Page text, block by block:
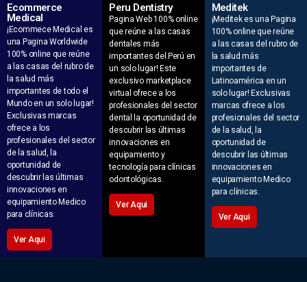
Ecommerce
Medical
¡Ecommece Medical es
una Pagina Worldwide
100% online que reúne
a las casas del rubro de
la salud más
importantes de todo el
Mundo en un solo lugar!
Exclusivas marcas
ofrece a los
profesionales del sector
de la salud, la
oportunidad de
descubrir las últimas
innovaciones en
equipamiento Medico
para clínicas.
Ver Aqui
Peru Dentistry
Pagina Web 100% online
que reúne a las casas
dentales más
importantes del Perú en
un solo lugar! Este
exclusivo marketplace
virtual ofrece a los
profesionales del sector
dental la oportunidad de
descubrir las últimas
innovaciones en
equipamiento y
tecnología para clínicas
odontológicas.
Ver Aqui
Meditek
¡Meditek es una Pagina
100% online que reúne
a las casas del rubro de
la salud más
importantes de
Latinoamérica en un
solo lugar! Exclusivas
marcas ofrece a los
profesionales del sector
de la salud, la
oportunidad de
descubrir las últimas
innovaciones en
equipamiento Medico
para clínicas.
Ver Aqui